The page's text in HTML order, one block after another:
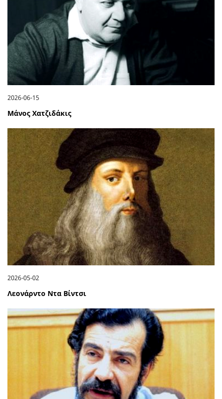
2026-06-15
Μάνος Χατζιδάκις
2026-05-02
Λεονάρντο Ντα Βίντσι